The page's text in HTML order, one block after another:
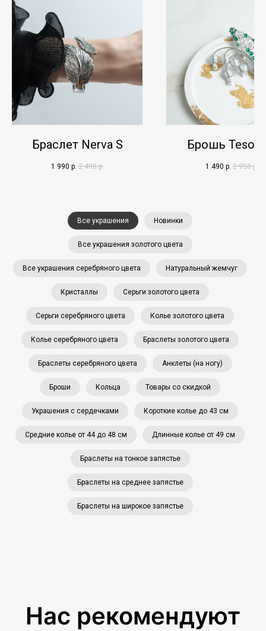
Браслет Nerva S
1 990 р. 2 490 р.
Брошь
1 490 р. 2 950 р.
Все украшения Новинки
Все украшения золотого цвета
Все украшения серебряного цвета Натуральный жемчуг
Кристаллы Серьги золотого цвета
Серьги серебряного цвета Колье золотого цвета
Колье серебряного цвета Браслеты золотого цвета
Браслеты серебряного цвета Анклеты (на ногу)
Броши Кольца Товары со скидкой
Украшения с сердечками Короткие колье до 43 см
Средние колье от 44 до 48 см Длинные колье от 49 см
Браслеты на тонкое запястье
Браслеты на среднее запястье
Браслеты на широкое запястье
Нас рекомендуют